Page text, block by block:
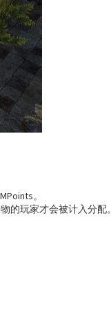
。
的玩家才会被计入分配。